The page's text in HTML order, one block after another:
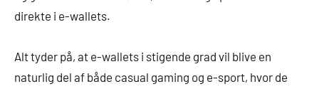
direkte i e-wallets.
Alt tyder på, at e-wallets i stigende grad vil blive en
naturlig del af både casual gaming og e-sport, hvor de